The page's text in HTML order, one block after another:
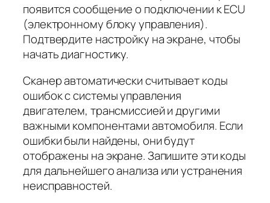
появится сообщение о подключении к ECU
(электронному блоку управления).
Подтвердите настройку на экране, чтобы
начать диагностику.
Сканер автоматически считывает коды
ошибок с системы управления
двигателем, трансмиссией и другими
важными компонентами автомобиля. Если
ошибки были найдены, они будут
отображены на экране. Запишите эти коды
для дальнейшего анализа или устранения
неисправностей.